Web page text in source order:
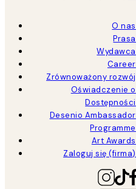
O nas
Prasa
Wydawca
Career
Zrównoważony rozwój
Oświadczenie o
Dostępności
Desenio Ambassador
Programme
Art Awards
Zaloguj się (firma)